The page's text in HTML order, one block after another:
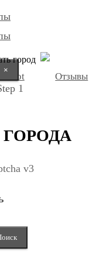
город
×
1
v3
Отзывы